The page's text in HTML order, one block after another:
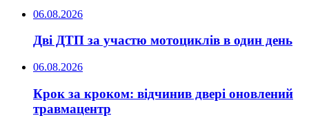
06.08.2026
Дві ДТП за участю мотоциклів в один день
06.08.2026
Крок за кроком: відчинив двері оновлений
травмацентр